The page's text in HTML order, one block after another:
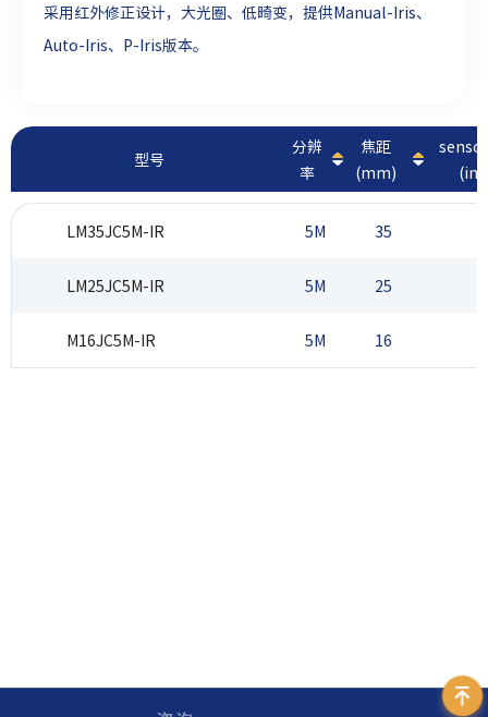
采用红外修正设计，大光圈、低畸变，提供Manual-Iris、
Auto-Iris、P-Iris版本。
型号
分辨
率
焦距
(mm)
LM35JC5M-IR 5M 35
LM25JC5M-IR 5M 25
M16JC5M-IR 5M 16